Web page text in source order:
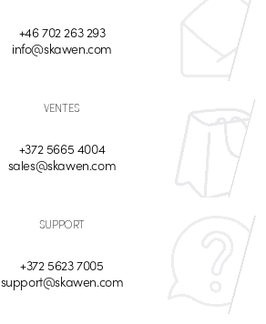
+46 702 263 293
info@skawen.com
VENTES
+372 5665 4004
sales@skawen.com
SUPPORT
+372 5623 7005
support@skawen.com